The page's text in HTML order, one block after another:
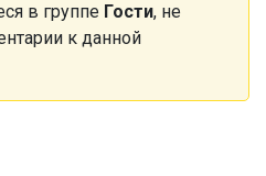
в группе Гости, не
к данной